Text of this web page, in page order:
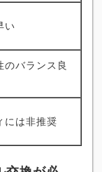
い
バランス良
には非推奨